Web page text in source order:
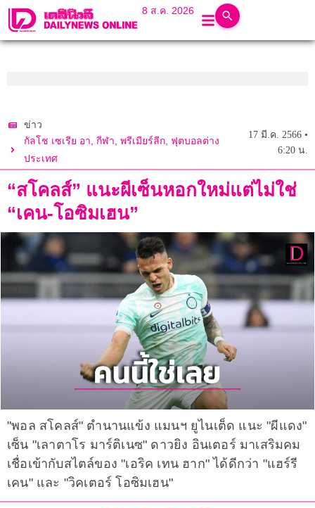
8 ส.ค. 2026
ข่าว
กัลโช เซเรีย อา, กีฬา, พรีเมียร์ลีก, ฟุตบอลต่าง
ประเทศ
17 มี.ค. 2566 •
6:20 น.
“สโคลส์” แนะผีเซ็นหอกใหม่แต่ไม่ใช่
“เคน-โอซิมเฮน”
"พอล สโคลส์" ตำนานแข้ง แมนฯ ยูไนเต็ด แนะ "ผีแดง"
เซ็น "เลาตาโร มาร์ติเนซ" ดาวยิง อินเตอร์ มาเสริมคม
เชื่อเข้ากับสไตล์ของ "เอริค เทน ฮาก" ได้ดีกว่า "แฮร์รี
เคน" และ "วิคเตอร์ โอซิมเฮน"